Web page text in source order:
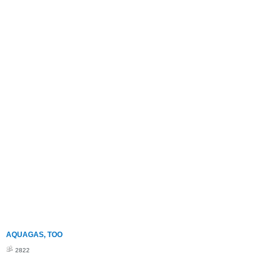
AQUAGAS, ТОО
2822